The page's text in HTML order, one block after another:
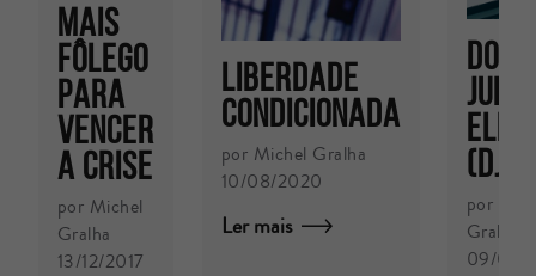
Mais
fôlego
para
vencer
a crise
por Michel
Gralha
13/12/2017
Liberdade
Condicionada
por Michel Gralha
10/08/2020
Ler mais
(DJE)
por
Gralha
09/04/